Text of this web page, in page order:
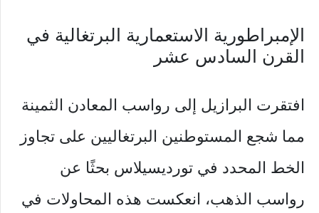
الإمبراطورية الاستعمارية البرتغالية في
القرن السادس عشر
افتقرت البرازيل إلى رواسب المعادن الثمينة
مما شجع المستوطنين البرتغاليين على تجاوز
الخط المحدد في تورديسيلاس بحثًا عن
رواسب الذهب، انعكست هذه المحاولات في